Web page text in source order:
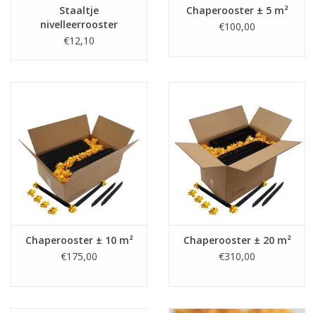
Staaltje
nivelleerrooster
(hoogteregeling 5-
€12,10
Chaperooster ± 5 m²
€100,00
Chaperooster ± 10 m²
€175,00
Chaperooster ± 20 m²
€310,00